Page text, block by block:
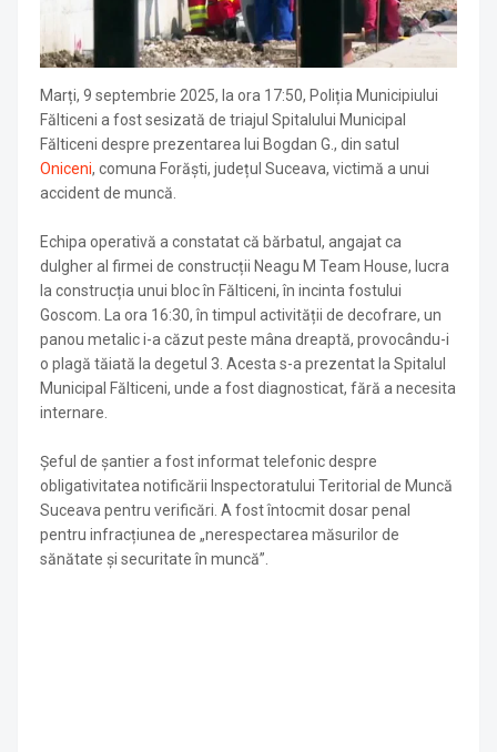
Marți, 9 septembrie 2025, la ora 17:50, Poliția Municipiului
Fălticeni a fost sesizată de triajul Spitalului Municipal
Fălticeni despre prezentarea lui Bogdan G., din satul
Oniceni, comuna Forăști, județul Suceava, victimă a unui
accident de muncă.
Echipa operativă a constatat că bărbatul, angajat ca
dulgher al firmei de construcții Neagu M Team House, lucra
la construcția unui bloc în Fălticeni, în incinta fostului
Goscom. La ora 16:30, în timpul activității de decofrare, un
panou metalic i-a căzut peste mâna dreaptă, provocându-i
o plagă tăiată la degetul 3. Acesta s-a prezentat la Spitalul
Municipal Fălticeni, unde a fost diagnosticat, fără a necesita
internare.
Șeful de șantier a fost informat telefonic despre
obligativitatea notificării Inspectoratului Teritorial de Muncă
Suceava pentru verificări. A fost întocmit dosar penal
pentru infracțiunea de „nerespectarea măsurilor de
sănătate și securitate în muncă”.